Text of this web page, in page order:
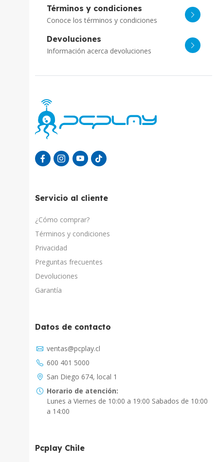
Términos y condiciones
Conoce los términos y condiciones
Devoluciones
Información acerca devoluciones
Servicio al cliente
¿Cómo comprar?
Términos y condiciones
Privacidad
Preguntas frecuentes
Devoluciones
Garantía
Datos de contacto
ventas@pcplay.cl
600 401 5000
San Diego 674, local 1
Horario de atención:
Lunes a Viernes de 10:00 a 19:00 Sabados de 10:00
a 14:00
Pcplay Chile
Chat con IA
PcPlay Santiago / Web
Hola soy Freddy, en que puedo ayudarte...
PcPlay Santiago / Tienda
PCPlay Osorno